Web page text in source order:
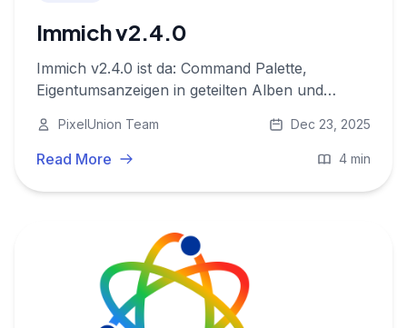
Immich v2.4.0
Immich v2.4.0 ist da: Command Palette,
Eigentumsanzeigen in geteilten Alben und
PixelUnion Team Dec 23, 2025
Read More 4 min